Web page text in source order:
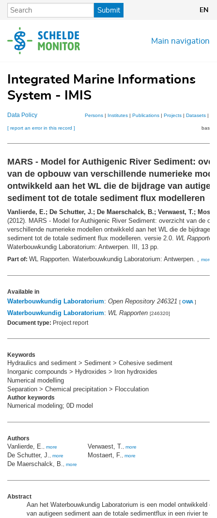
Skip
content
Submit EN
Main navigation
Integrated Marine Informations
System - IMIS
Data Policy Persons | Institutes | Publications | Projects | Datasets |
[ report an error in this record ]
MARS - Model for Authigenic River Sediment:
van de opbouw van verschillende numerieke
ontwikkeld aan het WL die de bijdrage van
sediment tot de totale sediment flux modelleren
Vanlierde, E.; De Schutter, J.; De Maerschalck, B.; Verwaest, T.;
(2012). MARS - Model for Authigenic River Sediment: overzicht van de
verschillende numerieke modellen ontwikkeld aan het WL die de bijdrage
sediment tot de totale sediment flux modelleren. versie 2.0. WL Rapporten
Waterbouwkundig Laboratorium: Antwerpen. III, 13 pp.
Part of: WL Rapporten. Waterbouwkundig Laboratorium: Antwerpen. , more
Available in
Waterbouwkundig Laboratorium: Open Repository 246321 [ OWA ]
Waterbouwkundig Laboratorium: WL Rapporten [246320]
Document type: Project report
Keywords
Hydraulics and sediment > Sediment > Cohesive sediment
Inorganic compounds > Hydroxides > Iron hydroxides
Numerical modelling
Separation > Chemical precipitation > Flocculation
Author keywords
Numerical modeling; 0D model
Authors
Vanlierde, E., more
De Schutter, J., more
De Maerschalck, B., more
Verwaest, T., more
Mostaert, F., more
Abstract
Aan het Waterbouwkundig Laboratorium is een model ontwikkeld
van autigeen sediment aan de totale sedimentflux in een rivier te